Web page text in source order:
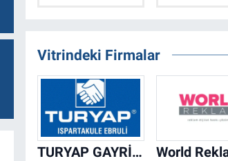
Vitrindeki Firmalar
TURYAP GAYRİMENKUL DANIŞMANLIK HİZMETLERİ